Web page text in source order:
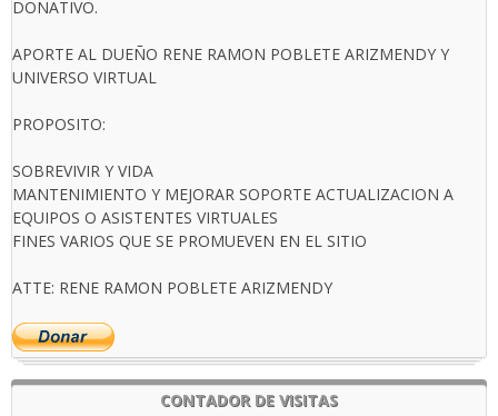
DONATIVO.
APORTE AL DUEÑO RENE RAMON POBLETE ARIZMENDY Y
UNIVERSO VIRTUAL
PROPOSITO:
SOBREVIVIR Y VIDA
MANTENIMIENTO Y MEJORAR SOPORTE ACTUALIZACION A
EQUIPOS O ASISTENTES VIRTUALES
FINES VARIOS QUE SE PROMUEVEN EN EL SITIO
ATTE: RENE RAMON POBLETE ARIZMENDY
CONTADOR DE VISITAS